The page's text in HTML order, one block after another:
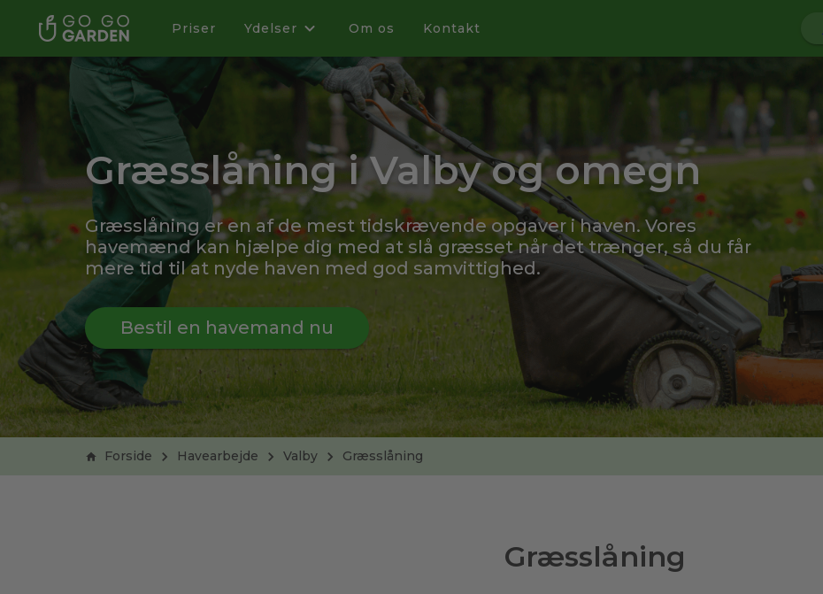
Priser Ydelser Om os Kontakt
Græsslåning i Valby og omegn
Græsslåning er en af de mest tidskrævende opgaver i haven. Vores
havemænd kan hjælpe dig med at slå græsset når det trænger, så du får
mere tid til at nyde haven med god samvittighed.
Bestil en havemand nu
Forside Havearbejde Valby Græsslåning
Græsslåning